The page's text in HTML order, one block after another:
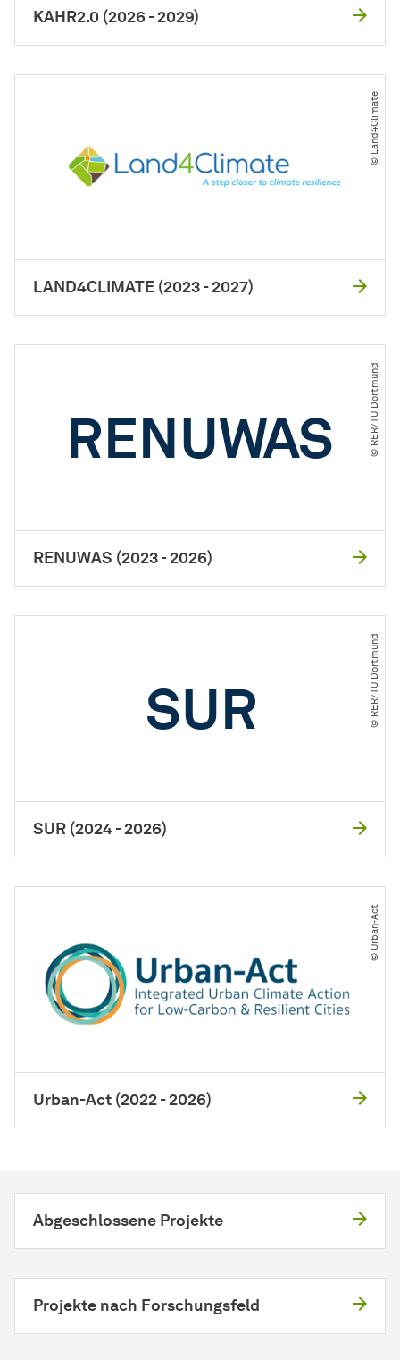
KAHR2.0 (2026 - 2029)
© Land4Climate
LAND4CLIMATE (2023 - 2027)
RENUW AS © RER​/​TU Dortmund
RENUWAS (2023 - 2026)
SUR © RER​/​TU Dortmund
SUR (2024 - 2026)
© Urban-Act
Urban-Act (2022 - 2026)
Abgeschlossene Projekte
Projekte nach Forschungsfeld